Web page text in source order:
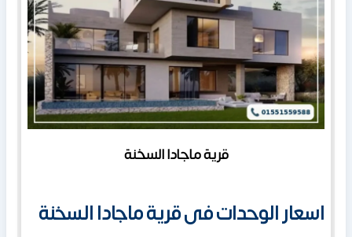
قرية ماجادا السخنة
اسعار الوحدات فى قرية ماجادا السخنة